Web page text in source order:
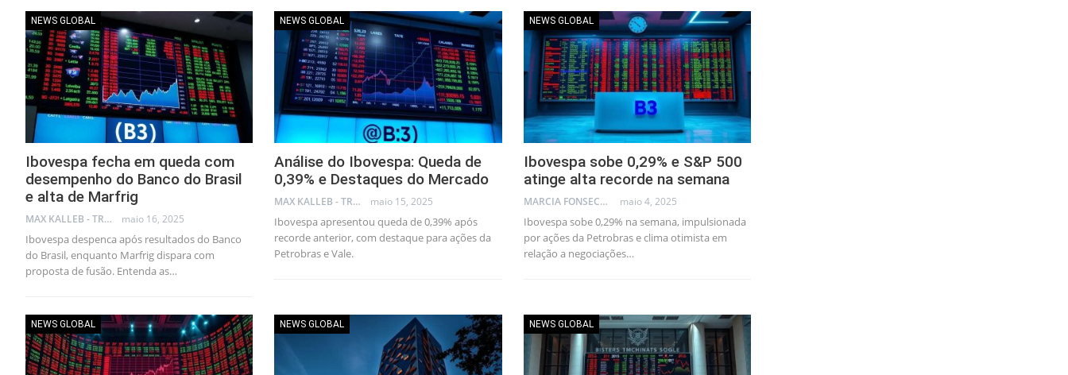
NEWS GLOBAL
Ibovespa fecha em queda com
desempenho do Banco do Brasil
e alta de Marfrig
MAX KALLEB - TRADER maio 16, 2025
Ibovespa despenca após resultados do Banco
do Brasil, enquanto Marfrig dispara com
proposta de fusão. Entenda as…
NEWS GLOBAL
Análise do Ibovespa: Queda de
0,39% e Destaques do Mercado
MAX KALLEB - TRADER maio 15, 2025
Ibovespa apresentou queda de 0,39% após
recorde anterior, com destaque para ações da
Petrobras e Vale.
NEWS GLOBAL
Ibovespa sobe 0,29% e S&P 500
atinge alta recorde na semana
MARCIA FONSECA - FINANCIAL CONSULTANT maio 4, 2025
Ibovespa sobe 0,29% na semana, impulsionada
por ações da Petrobras e clima otimista em
relação a negociações…
NEWS GLOBAL NEWS GLOBAL NEWS GLOBAL